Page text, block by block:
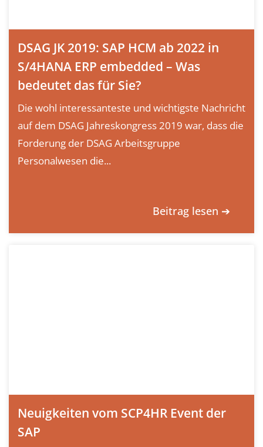
DSAG JK 2019: SAP HCM ab 2022 in
S/4HANA ERP embedded – Was
bedeutet das für Sie?
Die wohl interessanteste und wichtigste Nachricht
auf dem DSAG Jahreskongress 2019 war, dass die
Forderung der DSAG Arbeitsgruppe
Personalwesen die...
Beitrag lesen ➔
Neuigkeiten vom SCP4HR Event der
SAP